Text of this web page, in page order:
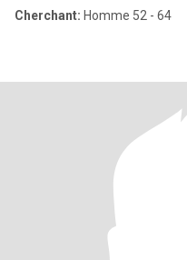
Cherchant: Homme 52 - 64